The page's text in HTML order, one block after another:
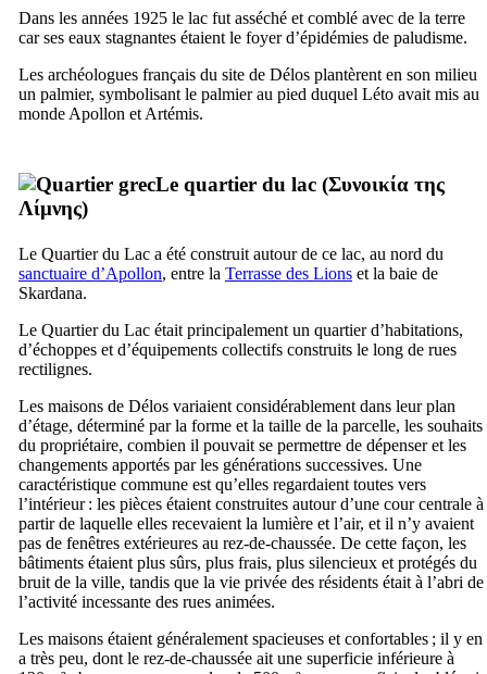
Dans les années 1925 le lac fut asséché et comblé avec de la terre
car ses eaux stagnantes étaient le foyer d’épidémies de paludisme.
Les archéologues français du site de Délos plantèrent en son milieu
un palmier, symbolisant le palmier au pied duquel Léto avait mis au
monde Apollon et Artémis.
Le quartier du lac (Συνοικία της
Λίμνης)
Le Quartier du Lac a été construit autour de ce lac, au nord du
sanctuaire d’Apollon, entre la Terrasse des Lions et la baie de
Skardana.
Le Quartier du Lac était principalement un quartier d’habitations,
d’échoppes et d’équipements collectifs construits le long de rues
rectilignes.
Les maisons de Délos variaient considérablement dans leur plan
d’étage, déterminé par la forme et la taille de la parcelle, les souhaits
du propriétaire, combien il pouvait se permettre de dépenser et les
changements apportés par les générations successives. Une
caractéristique commune est qu’elles regardaient toutes vers
l’intérieur : les pièces étaient construites autour d’une cour centrale à
partir de laquelle elles recevaient la lumière et l’air, et il n’y avaient
pas de fenêtres extérieures au rez-de-chaussée. De cette façon, les
bâtiments étaient plus sûrs, plus frais, plus silencieux et protégés du
bruit de la ville, tandis que la vie privée des résidents était à l’abri de
l’activité incessante des rues animées.
Les maisons étaient généralement spacieuses et confortables ; il y en
a très peu, dont le rez-de-chaussée ait une superficie inférieure à